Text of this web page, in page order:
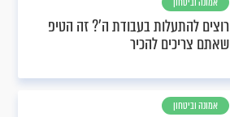
רוצים להתעלות בעבודת ה'? זה הטיפ
שאתם צריכים להכיר
אמונה וביטחון